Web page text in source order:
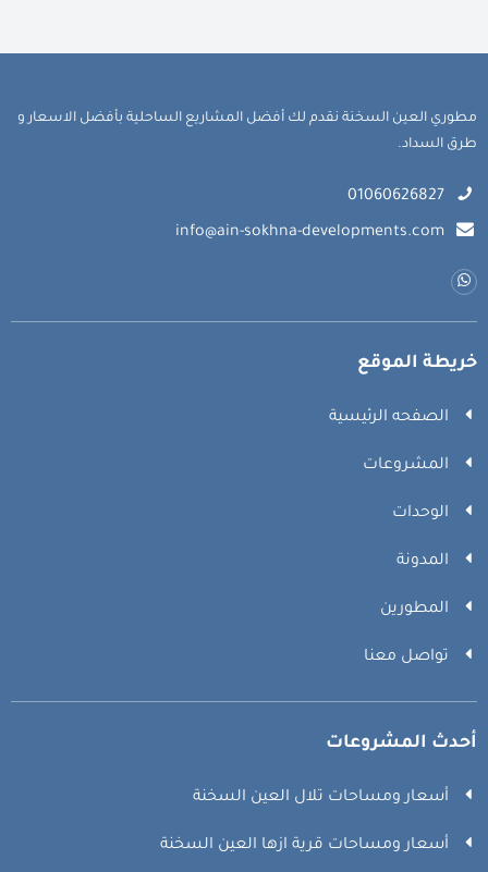
مطوري العين السخنة نقدم لك أفضل المشاريع الساحلية بأفضل الاسعار و
طرق السداد.
01060626827
info@ain-sokhna-developments.com
خريطة الموقع
الصفحه الرئيسية
المشروعات
الوحدات
المدونة
المطورين
تواصل معنا
أحدث المشروعات
أسعار ومساحات تلال العين السخنة
أسعار ومساحات قرية ازها العين السخنة